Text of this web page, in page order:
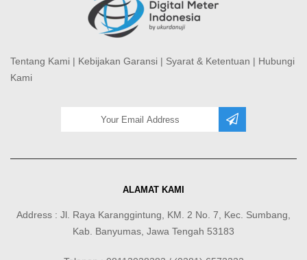
Tentang Kami | Kebijakan Garansi | Syarat & Ketentuan | Hubungi
Kami
ALAMAT KAMI
Address : Jl. Raya Karanggintung, KM. 2 No. 7, Kec. Sumbang,
Kab. Banyumas, Jawa Tengah 53183